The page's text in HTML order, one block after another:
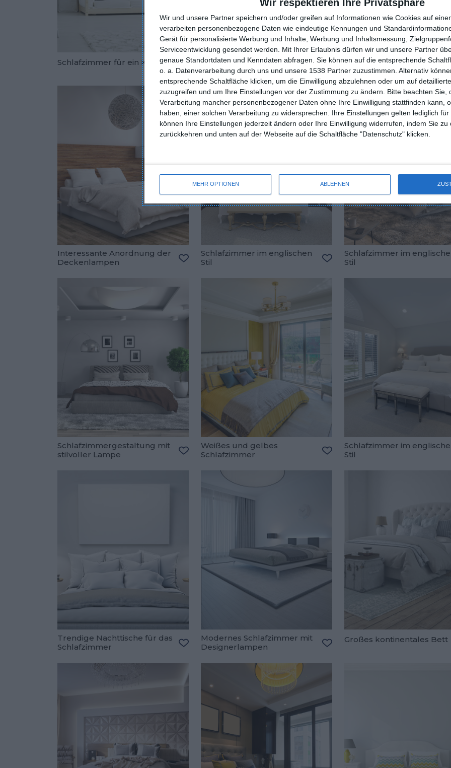
Wir respektieren Ihre Privatsphäre
Wir und unsere Partner speichern und/oder greifen auf Informationen wie Cookies auf
verarbeiten personenbezogene Daten wie eindeutige Kennungen und
Gerät für personalisierte Werbung und Inhalte, Werbung und Inhaltsmessung,
Serviceentwicklung gesendet werden.
Mit Ihrer Erlaubnis dürfen wir und unsere Partner
genaue Standortdaten und Kenndaten abfragen. Sie können auf die entsprechende
o. a. Datenverarbeitung durch uns und unsere 1538 Partner zuzustimmen. Alternativ
entsprechende Schaltfläche klicken, um die Einwilligung abzulehnen oder um auf
zuzugreifen und um Ihre Einstellungen vor der Zustimmung zu ändern.
Bitte beachten Sie,
Verarbeitung mancher personenbezogener Daten ohne Ihre Einwilligung stattfinden kann,
haben, einer solchen Verarbeitung zu widersprechen. Ihre Einstellungen gelten lediglich
können Ihre Einstellungen jederzeit ändern oder Ihre Einwilligung widerrufen, indem Sie zu
zurückkehren und unten auf der Webseite auf die Schaltfläche "Datenschutz" klicken.
MEHR OPTIONEN ABLEHNEN
Schlafzimmer für ein Kleinkind
Zu den Favoriten hinzufügen
Loft-Schlafzimmer
Zu den Favoriten hinzufügen
Grüne Tapete im
Schlafzimmer
Interessante Anordnung der
Deckenlampen
Schlafzimmer im englischen
Stil
Schlafzimmer im
Stil
Schlafzimmergestaltung mit
stilvoller Lampe
Weißes und gelbes
Schlafzimmer
Schlafzimmer im
Stil
Trendige Nachttische für das
Schlafzimmer
Zu den Favoriten hinzufügen
Modernes Schlafzimmer mit
Designerlampen
Großes kontinentales Bett